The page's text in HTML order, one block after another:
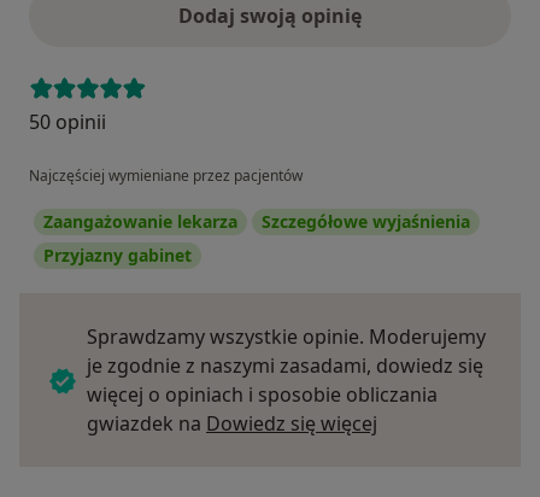
Dodaj swoją opinię
50 opinii
Najczęściej wymieniane przez pacjentów
Zaangażowanie lekarza
Szczegółowe wyjaśnienia
Przyjazny gabinet
Sprawdzamy wszystkie opinie. Moderujemy
je zgodnie z naszymi zasadami, dowiedz się
więcej o opiniach i sposobie obliczania
gwiazdek na Dowiedz się więcej